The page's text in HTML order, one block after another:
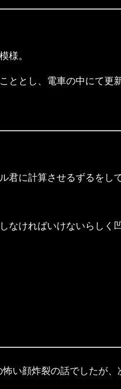
様。
とし、電車の中にて更新
に計算させるずるをし
ければいけないらしく凹
い顔炸裂の話でしたが、